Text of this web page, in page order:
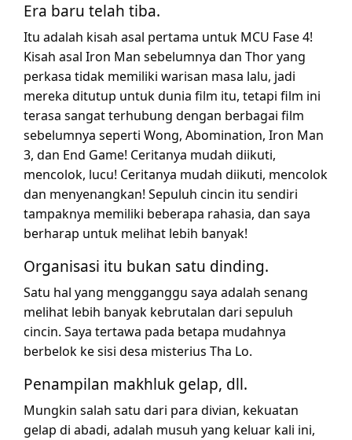
Era baru telah tiba.
Itu adalah kisah asal pertama untuk MCU Fase 4!
Kisah asal Iron Man sebelumnya dan Thor yang
perkasa tidak memiliki warisan masa lalu, jadi
mereka ditutup untuk dunia film itu, tetapi film ini
terasa sangat terhubung dengan berbagai film
sebelumnya seperti Wong, Abomination, Iron Man
3, dan End Game! Ceritanya mudah diikuti,
mencolok, lucu! Ceritanya mudah diikuti, mencolok
dan menyenangkan! Sepuluh cincin itu sendiri
tampaknya memiliki beberapa rahasia, dan saya
berharap untuk melihat lebih banyak!
Organisasi itu bukan satu dinding.
Satu hal yang mengganggu saya adalah senang
melihat lebih banyak kebrutalan dari sepuluh
cincin. Saya tertawa pada betapa mudahnya
berbelok ke sisi desa misterius Tha Lo.
Penampilan makhluk gelap, dll.
Mungkin salah satu dari para divian, kekuatan
gelap di abadi, adalah musuh yang keluar kali ini,